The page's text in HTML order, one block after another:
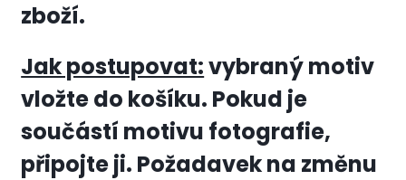
zboží.
Jak postupovat:vybraný motiv
vložte do košíku. Pokud je
součástí motivu fotografie,
připojte ji. Požadavek na změnu